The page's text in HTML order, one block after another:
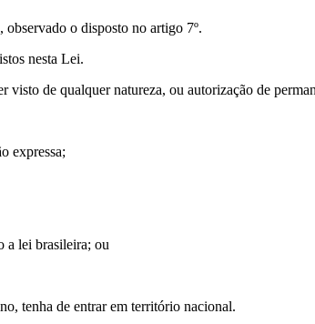
observado o disposto no artigo 7º.
nesta Lei.
de qualquer natureza, ou autorização de
expressa;
a lei brasileira; ou
tenha de entrar em território nacional.